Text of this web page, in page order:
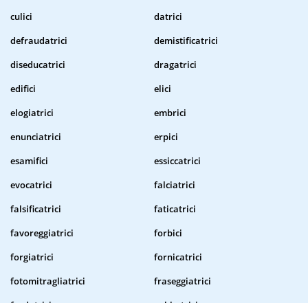
culici
datrici
defraudatrici
demistificatrici
diseducatrici
dragatrici
edifici
elici
elogiatrici
embrici
enunciatrici
erpici
esamifici
essiccatrici
evocatrici
falciatrici
falsificatrici
faticatrici
favoreggiatrici
forbici
forgiatrici
fornicatrici
fotomitragliatrici
fraseggiatrici